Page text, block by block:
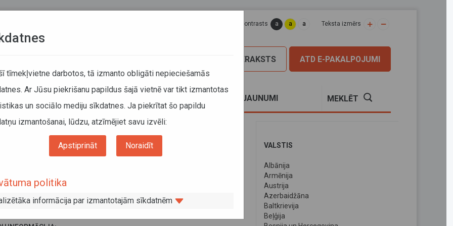
Lapas kontrasts a a a Teksta izmērs
ATD E-PAKALPOJUMI
PIERAKSTS
JAUNUMI MEKLĒT
- Kosovas autopārvadājumu jomas ekspertu tikšanās protokoli
tikšanās protokoli
VALSTIS
Albānija
Armēnija
Austrija
Azerbaidžāna
Baltkrievija
Beļģija
tīmekļvietne darbotos, tā izmanto obligāti nepieciešamās
Ar Jūsu piekrišanu papildus šajā vietnē var tikt izmantotas
un sociālo mediju sīkdatnes. Ja piekrītat šo papildu
izmantošanai, lūdzu, atzīmējiet savu izvēli:
Apstiprināt Noraidīt
politika
informācija par izmantotajām sīkdatnēm